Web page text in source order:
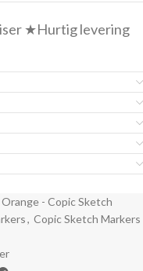
★Hurtig levering
- Copic Sketch
, Copic Sketch Markers